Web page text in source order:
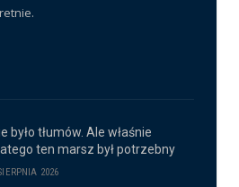
było tłumów. Ale właśnie
ten marsz był potrzebny
2026